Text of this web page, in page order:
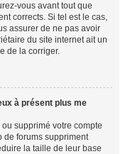
vous avant tout que
corrects. Si tel est le cas,
assurer de ne pas avoir
du site internet ait un
de la corriger.
à présent plus me
ou supprimé votre compte
de forums suppriment
la taille de leur base